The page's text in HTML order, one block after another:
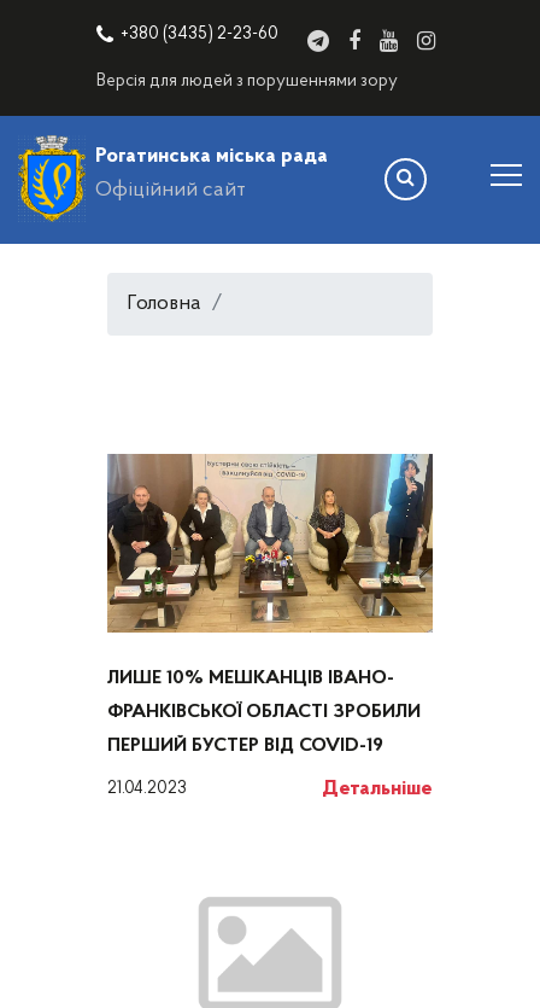
+380 (3435) 2-23-60
Версія для людей з порушеннями зору
Рогатинська міська рада
Офіційний сайт
Головна
ЛИШЕ 10% МЕШКАНЦІВ ІВАНО-
ФРАНКІВСЬКОЇ ОБЛАСТІ ЗРОБИЛИ
ПЕРШИЙ БУСТЕР ВІД COVID-19
21.04.2023 Детальніше